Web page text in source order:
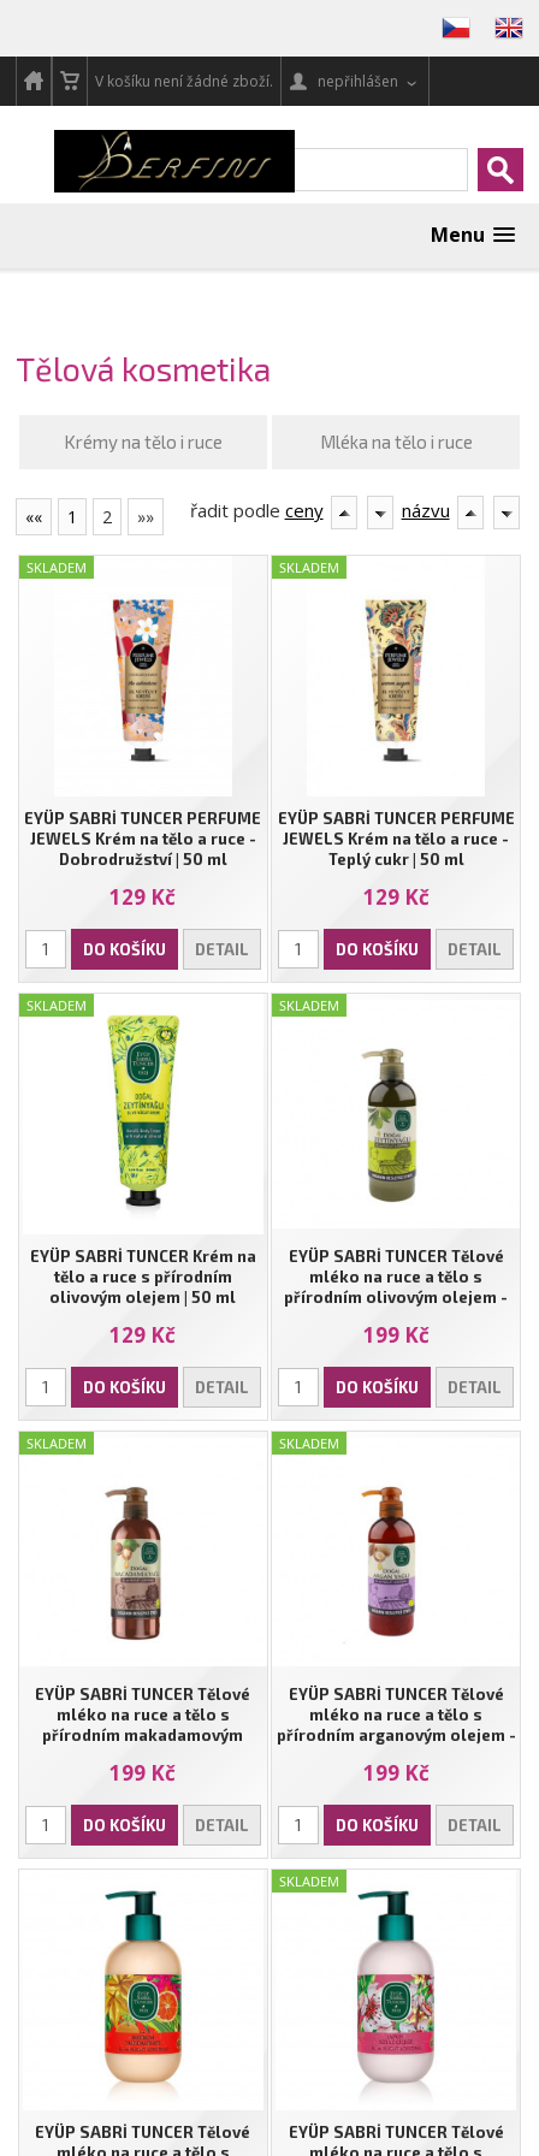
V košíku není žádné zboží. nepřihlášen
Menu
Tělová kosmetika
Krémy na tělo i ruce Mléka na tělo i ruce
«« 1 2 »» řadit podle ceny názvu
EYÜP SABRİ TUNCER PERFUME
JEWELS Krém na tělo a ruce -
Dobrodružství | 50 ml
129 Kč
DO KOŠÍKU DETAIL
SKLADEM
EYÜP SABRİ TUNCER PERFUME
JEWELS Krém na tělo a ruce -
Teplý cukr | 50 ml
129 Kč
DO KOŠÍKU DETAIL
SKLADEM
EYÜP SABRİ TUNCER Krém na
tělo a ruce s přírodním
olivovým olejem | 50 ml
129 Kč
DO KOŠÍKU DETAIL
SKLADEM
EYÜP SABRİ TUNCER Tělové
mléko na ruce a tělo s
přírodním olivovým olejem -
199 Kč
DO KOŠÍKU DETAIL
SKLADEM
EYÜP SABRİ TUNCER Tělové
mléko na ruce a tělo s
přírodním makadamovým
199 Kč
DO KOŠÍKU DETAIL
SKLADEM
EYÜP SABRİ TUNCER Tělové
mléko na ruce a tělo s
přírodním arganovým olejem -
199 Kč
DO KOŠÍKU DETAIL
SKLADEM
EYÜP SABRİ TUNCER Tělové
EYÜP SABRİ TUNCER Tělové
SKLADEM